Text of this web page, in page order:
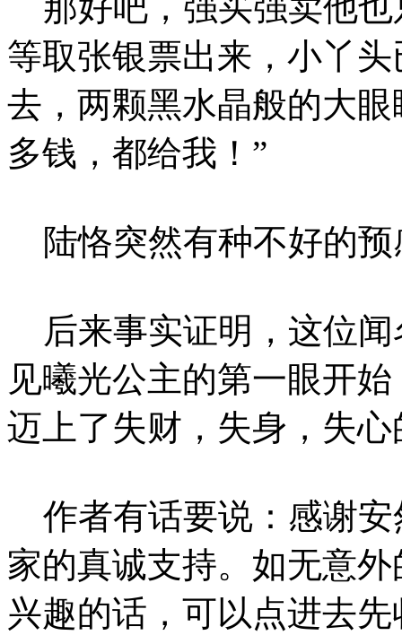
等取张银票出来，小丫
去，两颗黑水晶般的大
多钱，都给我！”
陆恪突然有种不好的预
后来事实证明，这位闻
见曦光公主的第一眼开
迈上了失财，失身，失心
作者有话要说：感谢安
家的真诚支持。如无意
兴趣的话，可以点进去